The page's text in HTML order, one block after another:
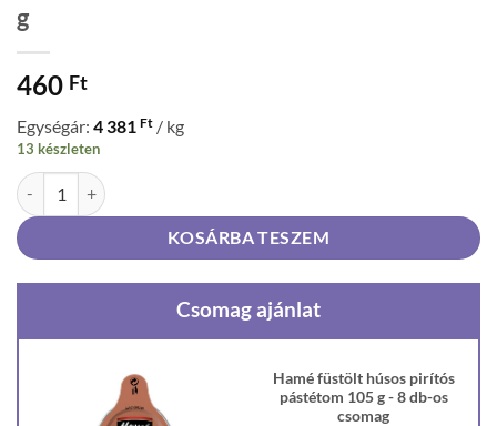
g
460 Ft
Egységár: 4 381 Ft / kg
13 készleten
Hamé füstölt húsos pirítós pástétom 105 g mennyiség
KOSÁRBA TESZEM
Csomag ajánlat
Hamé füstölt húsos pirítós
pástétom 105 g - 8 db-os
csomag